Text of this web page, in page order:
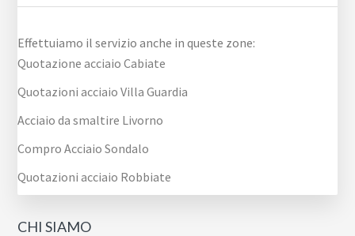
Effettuiamo il servizio anche in queste zone:
Quotazione acciaio Cabiate
Quotazioni acciaio Villa Guardia
Acciaio da smaltire Livorno
Compro Acciaio Sondalo
Quotazioni acciaio Robbiate
CHI SIAMO